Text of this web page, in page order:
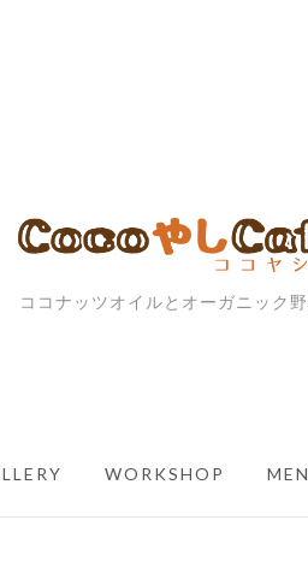
ココナッツオイルとオーガニック
WORKSHOP